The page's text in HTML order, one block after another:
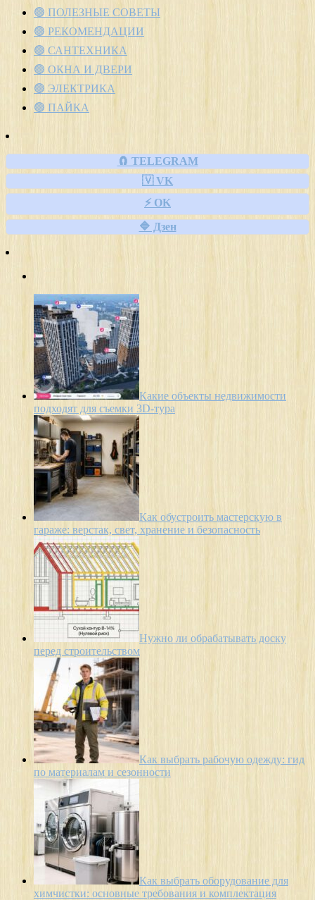
🟢 ПОЛЕЗНЫЕ СОВЕТЫ
🟢 РЕКОМЕНДАЦИИ
🟢 САНТЕХНИКА
🟢 ОКНА И ДВЕРИ
🟢 ЭЛЕКТРИКА
🟢 ПАЙКА
🧲 TELEGRAM
🇻 VK
⚡ OK
🔷 Дзен
Какие объекты недвижимости
подходят для съемки 3D-тура
Как обустроить мастерскую в
гараже: верстак, свет, хранение и безопасность
Нужно ли обрабатывать доску
перед строительством
Как выбрать рабочую одежду: гид
по материалам и сезонности
Как выбрать оборудование для
химчистки: основные требования и комплектация